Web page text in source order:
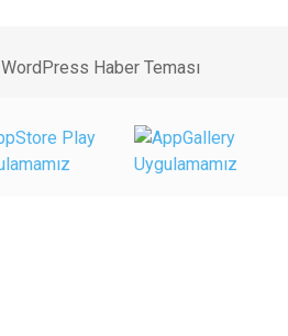
WordPress Haber Teması